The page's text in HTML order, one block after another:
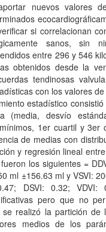
nuevos valores
si correlacionan
sanos, sin
entre 296 y 546
obtenidos desde la
tendinosas
con los valores
estadístico
(media, desvío
1er cuartil y 3er
de medias con
y regresión lineal
los siguientes =
ml ±156.63 ml y VSVI:
DSVI: 0.32; VDVI:
pero que no
realizó la partición de
medios de los